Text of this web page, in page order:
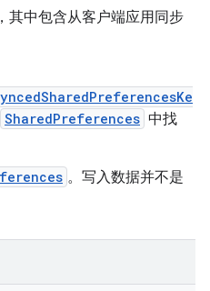
，其中包含从客户端应用同步
SharedPreferences 中找
。写入数据并不是